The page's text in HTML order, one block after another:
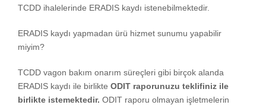
TCDD ihalelerinde ERADIS kaydı istenebilmektedir.
ERADIS kaydı yapmadan ürü hizmet sunumu yapabilir
miyim?
TCDD vagon bakım onarım süreçleri gibi birçok alanda
ERADIS kaydı ile birlikte ODIT raporunuzu teklifiniz ile
birlikte istemektedir. ODIT raporu olmayan işletmelerin